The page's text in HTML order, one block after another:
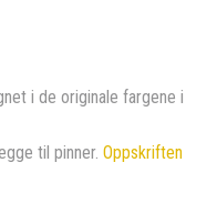
i de originale fargene i
til pinner. Oppskriften